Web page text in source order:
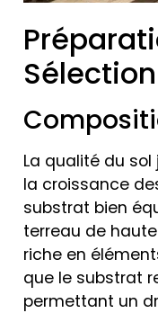
La qualité du
la croissance
substrat bien
terreau de
riche en
que le substrat
permettant un